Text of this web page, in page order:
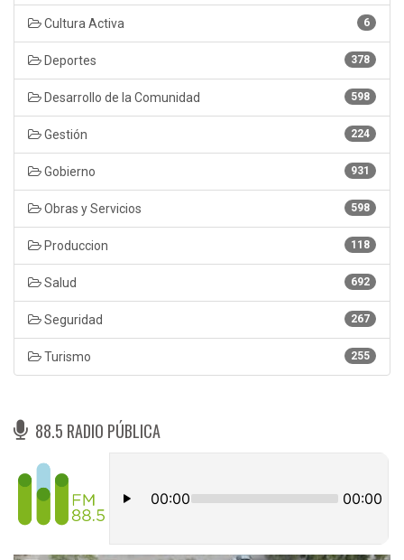
6
Cultura Activa
378
Deportes
598
Desarrollo de la Comunidad
224
Gestión
931
Gobierno
598
Obras y Servicios
118
Produccion
692
Salud
267
Seguridad
255
Turismo
88.5 RADIO PÚBLICA